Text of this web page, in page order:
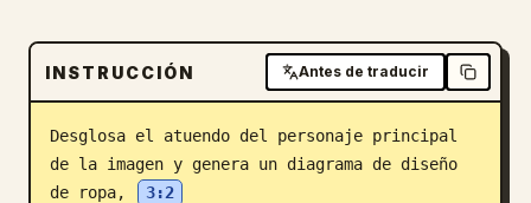
Descargar
Blog
INSTRUCCIÓN Antes de traducir
Desglosa el atuendo del personaje principal
de la imagen y genera un diagrama de diseño
de ropa,
3:2